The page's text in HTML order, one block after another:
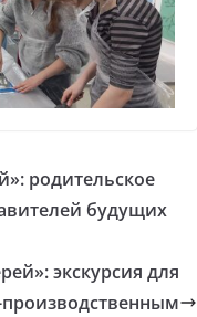
родительское
будущих
экскурсия для